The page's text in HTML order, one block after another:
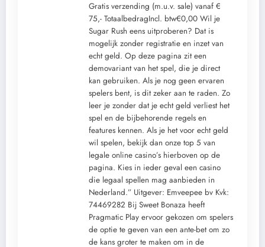
Gratis verzending (m.u.v. sale) vanaf €
75,- TotaalbedragIncl. btw€0,00 Wil je
Sugar Rush eens uitproberen? Dat is
mogelijk zonder registratie en inzet van
echt geld. Op deze pagina zit een
demovariant van het spel, die je direct
kan gebruiken. Als je nog geen ervaren
spelers bent, is dit zeker aan te raden. Zo
leer je zonder dat je echt geld verliest het
spel en de bijbehorende regels en
features kennen. Als je het voor echt geld
wil spelen, bekijk dan onze top 5 van
legale online casino’s hierboven op de
pagina. Kies in ieder geval een casino
die legaal spellen mag aanbieden in
Nederland.” Uitgever: Emveepee bv Kvk:
74469282 Bij Sweet Bonaza heeft
Pragmatic Play ervoor gekozen om spelers
de optie te geven van een ante-bet om zo
de kans groter te maken om in de